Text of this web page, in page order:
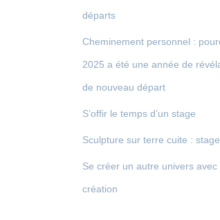
départs
Cheminement personnel :
2025 a été une année de
de nouveau départ
S’offir le temps d’un stage
Sculpture sur terre cuite :
Se créer un autre univers avec
création